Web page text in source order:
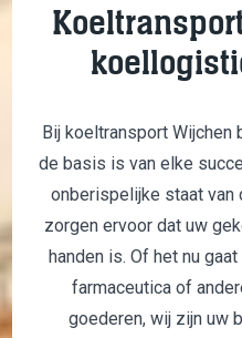
Bij koeltransport
de basis is van elke
onberispelijke staat
zorgen ervoor dat uw
handen is. Of het nu
farmaceutica of
goederen, wij zijn uw